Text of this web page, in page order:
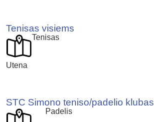
Tenisas visiems
Utena
Tenisas
STC Simono teniso/padelio klubas
Padelis